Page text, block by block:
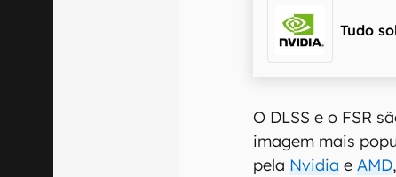
Tudo
O DLSS e o FSR
imagem mais
pela Nvidia eAMD